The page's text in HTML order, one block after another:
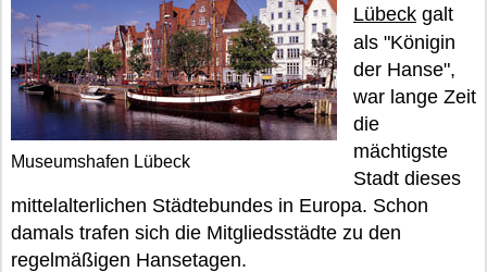
Museumshafen Lübeck
Lübeck galt
als "Königin
der Hanse",
war lange Zeit
die
mächtigste
Stadt dieses
mittelalterlichen Städtebundes in Europa. Schon
damals trafen sich die Mitgliedsstädte zu den
regelmäßigen Hansetagen.